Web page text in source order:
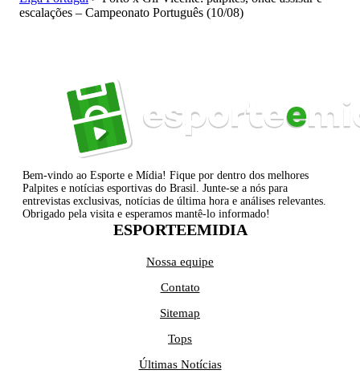
escalações – Campeonato Português (10/08)
Bem-vindo ao Esporte e Mídia! Fique por dentro dos melhores
Palpites e notícias esportivas do Brasil. Junte-se a nós para
entrevistas exclusivas, notícias de última hora e análises relevantes.
Obrigado pela visita e esperamos mantê-lo informado!
ESPORTEEMIDIA
Nossa equipe
Contato
Sitemap
Tops
Últimas Notícias